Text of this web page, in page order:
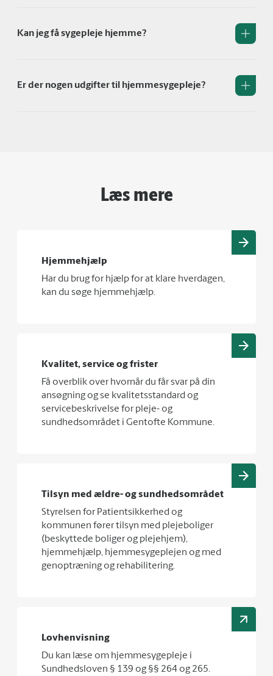
Kan jeg få sygepleje hjemme?
Er der nogen udgifter til hjemmesygepleje?
Læs mere
Hjemmehjælp
Har du brug for hjælp for at klare hverdagen,
kan du søge hjemmehjælp.
Kvalitet, service og frister
Få overblik over hvornår du får svar på din
ansøgning og se kvalitetsstandard og
servicebeskrivelse for pleje- og
sundhedsområdet i Gentofte Kommune.
Tilsyn med ældre- og sundhedsområdet
Styrelsen for Patientsikkerhed og
kommunen fører tilsyn med plejeboliger
(beskyttede boliger og plejehjem),
hjemmehjælp, hjemmesygeplejen og med
genoptræning og rehabilitering.
Lovhenvisning
Du kan læse om hjemmesygepleje i
Sundhedsloven § 139 og §§ 264 og 265.